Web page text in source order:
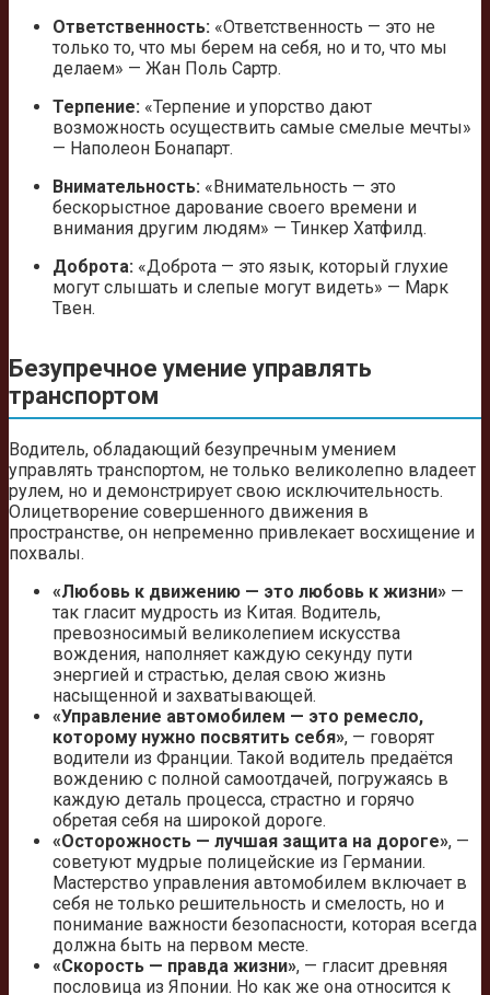
Ответственность: «Ответственность — это не
только то, что мы берем на себя, но и то, что мы
делаем» — Жан Поль Сартр.
Терпение: «Терпение и упорство дают
возможность осуществить самые смелые мечты»
— Наполеон Бонапарт.
Внимательность: «Внимательность — это
бескорыстное дарование своего времени и
внимания другим людям» — Тинкер Хатфилд.
Доброта: «Доброта — это язык, который глухие
могут слышать и слепые могут видеть» — Марк
Твен.
Безупречное умение управлять
транспортом
Водитель, обладающий безупречным умением
управлять транспортом, не только великолепно владеет
рулем, но и демонстрирует свою исключительность.
Олицетворение совершенного движения в
пространстве, он непременно привлекает восхищение и
похвалы.
«Любовь к движению — это любовь к жизни» —
так гласит мудрость из Китая. Водитель,
превозносимый великолепием искусства
вождения, наполняет каждую секунду пути
энергией и страстью, делая свою жизнь
насыщенной и захватывающей.
«Управление автомобилем — это ремесло,
которому нужно посвятить себя», — говорят
водители из Франции. Такой водитель предаётся
вождению с полной самоотдачей, погружаясь в
каждую деталь процесса, страстно и горячо
обретая себя на широкой дороге.
«Осторожность — лучшая защита на дороге», —
советуют мудрые полицейские из Германии.
Мастерство управления автомобилем включает в
себя не только решительность и смелость, но и
понимание важности безопасности, которая всегда
должна быть на первом месте.
«Скорость — правда жизни», — гласит древняя
пословица из Японии. Но как же она относится к